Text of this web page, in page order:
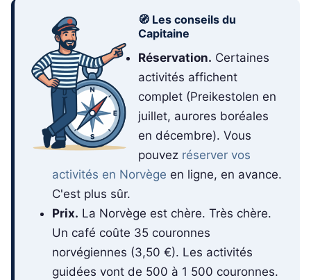
🧭 Les conseils du
Capitaine
Réservation. Certaines
activités affichent
complet (Preikestolen en
juillet, aurores boréales
en décembre). Vous
pouvez réserver vos
activités en Norvège en ligne, en avance.
C'est plus sûr.
Prix. La Norvège est chère. Très chère.
Un café coûte 35 couronnes
norvégiennes (3,50 €). Les activités
guidées vont de 500 à 1 500 couronnes.